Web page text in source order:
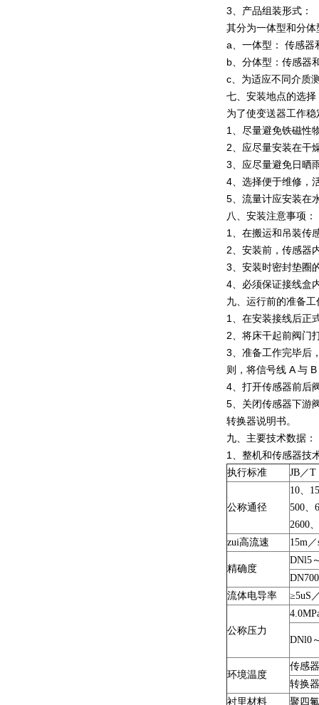
3、产品组装形式：
其分为一体型和分
a、一体型： 传感器
b、分体型：传感器
c、为适应不同介质
七、安装地点的选择
为了使变送器工作
1、尽量避免铁磁性
2、应尽量安装在干
3、应尽量避免日晒
4、选择便于维修，
5、流量计应安装在
八、安装注意事项：
1、在搬运和吊装传
2、安装前，传感器
3、安装时密封垫圈
4、必须保证接线盒
九、运行前的准备工
1、在安装接线后正
2、将床干起前阀门
3、准备工作完毕后
则，将信号线 A 与
4、打开传感器前后
5、关闭传感器下游
转换器说明书。
九、主要技术数据：
1、整机和传感器技
执行标准 JB／
公称通径
10、
500、
2600
zui高流速
15m／
精确度
DNl5
流体电导率
≥5uS
公称压力
DNl0
环境温度
传感器
转换
衬里材料
聚四